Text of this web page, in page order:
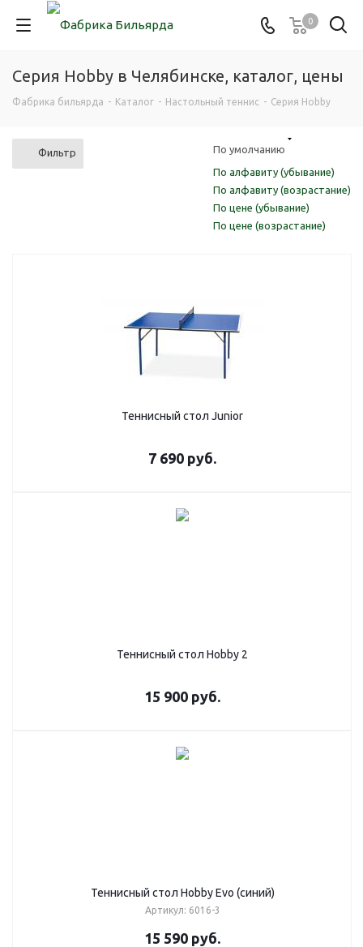
0
Серия Hobby в Челябинске, каталог, цены
Фабрика бильярда - Каталог - Настольный теннис - Серия Hobby
Фильтр
По умолчанию
По алфавиту (убывание)
По алфавиту (возрастание)
По цене (убывание)
По цене (возрастание)
Теннисный стол Junior
7 690 руб.
Теннисный стол Hobby 2
15 900 руб.
Теннисный стол Hobby Evo (синий)
Артикул: 6016-3
15 590 руб.